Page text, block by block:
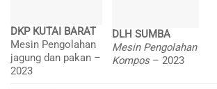
DKP KUTAI BARAT
Mesin Pengolahan
jagung dan pakan –
2023
DLH SUMBA
Mesin Pengolahan
Kompos – 2023